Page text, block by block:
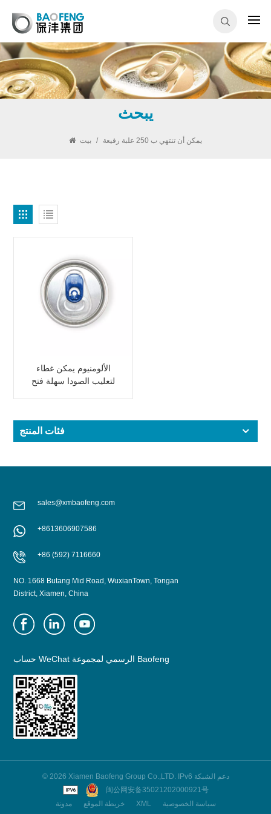
يبحث
/ يمكن أن تنتهي ب 250 علبة رفيعة
الألومنيوم يمكن غطاء
لتعليب الصودا سهلة فتح
فئات المنتج
sales@xmbaofeng.com
+8613606907586
+86 (592) 7116660
NO. 1668 Butang Mid Road, WuxianTown, Tongan
District, Xiamen, China
حساب WeChat الرسمي لمجموعة Baofeng
© 2026 Xiamen Baofeng Group Co.,LTD. IPv6 دعم الشبكة
闽公网安备35021202000921号
مدونة
خريطة الموقع XML سياسة الخصوصية